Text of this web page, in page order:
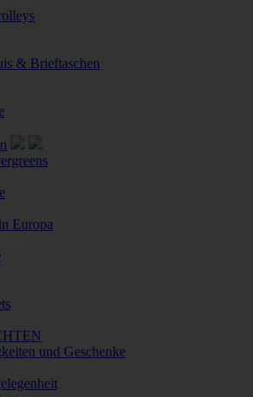
& Brieftaschen
Europa
und Geschenke